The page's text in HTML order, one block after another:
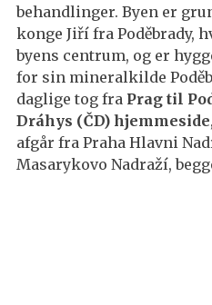
behandlinger. Byen er
konge Jiří fra Poděbrady,
byens centrum, og er
for sin mineralkilde
daglige tog fra Prag til
Dráhys (ČD) hjemmeside
afgår fra Praha Hlavni
Masarykovo Nadraží,